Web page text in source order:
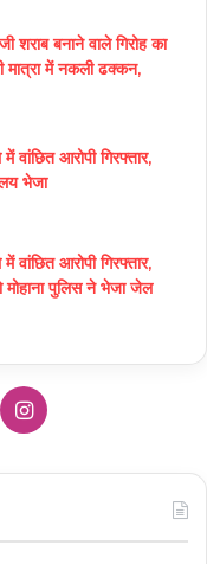
शराब बनाने वाले गिरोह का
मात्रा में नकली ढक्कन,
वांछित आरोपी गिरफ्तार,
भेजा
वांछित आरोपी गिरफ्तार,
मोहाना पुलिस ने भेजा जेल
Instagram